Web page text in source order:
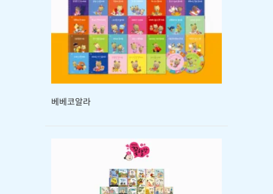
베베코알라